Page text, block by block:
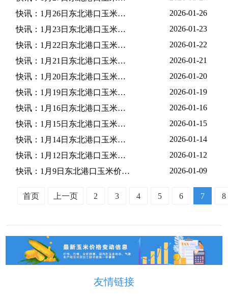
快讯：1月26日东北港口玉米价格上涨
2026-01-26
快讯：1月23日东北港口玉米价格上涨
2026-01-23
快讯：1月22日东北港口玉米价格上涨
2026-01-22
快讯：1月21日东北港口玉米价格总体稳定
2026-01-21
快讯：1月20日东北港口玉米价格总体稳定
2026-01-20
快讯：1月19日东北港口玉米价格维持稳定
2026-01-19
快讯：1月16日东北港口玉米价格稳中偏强
2026-01-16
快讯：1月15日东北港口玉米价格维持稳定
2026-01-15
快讯：1月14日东北港口玉米价格暂稳
2026-01-14
快讯：1月12日东北港口玉米价格偏强
2026-01-12
快讯：1月9日东北港口玉米价格稳中偏强
2026-01-09
首页 上一页 2 3 4 5 6 7 8
友情链接